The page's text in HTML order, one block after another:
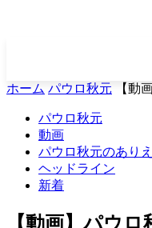
ホーム パウロ秋元 【動
パウロ秋元
動画
パウロ秋元のあり
ヘッドライン
新着
【動画】パウ